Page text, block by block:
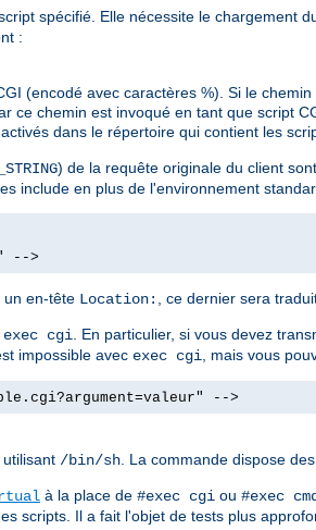
spécifié. Elle nécessite le chargement
:
(encodé avec caractères %). Si le
ce chemin est invoqué en tant que script
dans le répertoire qui contient les
) de la requête originale du client
include en plus de l'environnement
-->
un en-tête Location: , ce dernier sera
exec cgi. En particulier, si vous devez
impossible avec exec cgi, mais vous
-->
/bin/sh. La commande dispose des
à la place de #exec cgi ou #exec
scripts. Il a fait l'objet de tests plus